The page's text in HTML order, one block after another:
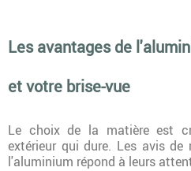
Les avantages de
et votre brise-vue
Le choix de la matière est
extérieur qui dure. Les avis
l'aluminium répond à leurs